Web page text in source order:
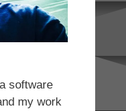
software
my work